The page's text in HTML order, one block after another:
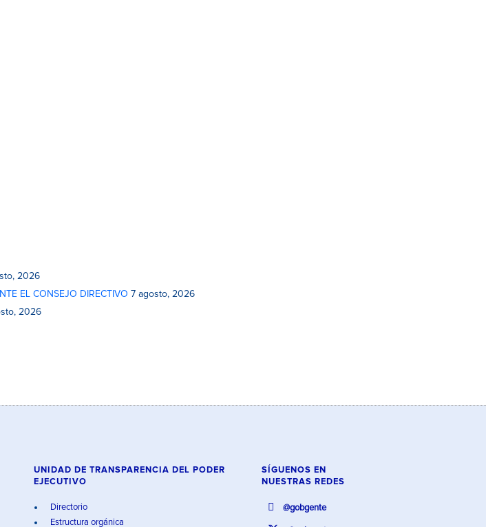
2026
EL CONSEJO DIRECTIVO 7 agosto, 2026
2026
UNIDAD DE TRANSPARENCIA DEL PODER
EJECUTIVO
Directorio
Estructura orgánica
SÍGUENOS EN
NUESTRAS REDES
@gobgente